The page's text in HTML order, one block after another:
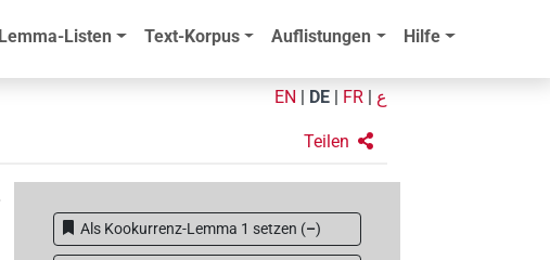
Lemma-Listen Text-Korpus Auflistungen Hilfe
EN DE FR ع
Teilen
Als Kookurrenz-Lemma 1 setzen (–)